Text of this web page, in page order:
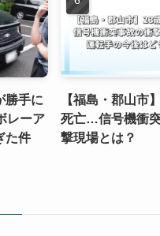
勝手に
レーア
た件
【福島・郡山市
死亡…信号機衝
撃現場とは？